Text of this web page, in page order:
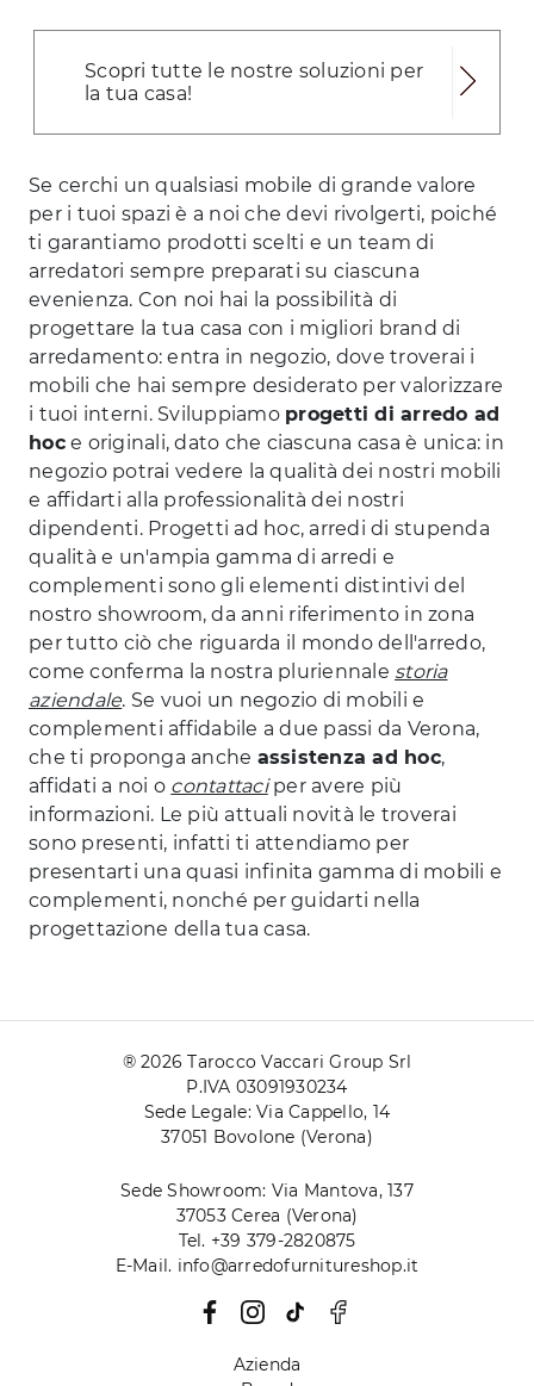
Scopri tutte le nostre soluzioni per
la tua casa!
Se cerchi un qualsiasi mobile di grande valore
per i tuoi spazi è a noi che devi rivolgerti, poiché
ti garantiamo prodotti scelti e un team di
arredatori sempre preparati su ciascuna
evenienza. Con noi hai la possibilità di
progettare la tua casa con i migliori brand di
arredamento: entra in negozio, dove troverai i
mobili che hai sempre desiderato per valorizzare
i tuoi interni. Sviluppiamo progetti di arredo ad
hoce originali, dato che ciascuna casa è unica: in
negozio potrai vedere la qualità dei nostri mobili
e affidarti alla professionalità dei nostri
dipendenti. Progetti ad hoc, arredi di stupenda
qualità e un'ampia gamma di arredi e
complementi sono gli elementi distintivi del
nostro showroom, da anni riferimento in zona
per tutto ciò che riguarda il mondo dell'arredo,
come conferma la nostra pluriennale storia
aziendale. Se vuoi un negozio di mobili e
complementi affidabile a due passi da Verona,
che ti proponga anche assistenza ad hoc,
affidati a noi o contattaciper avere più
informazioni. Le più attuali novità le troverai
sono presenti, infatti ti attendiamo per
presentarti una quasi infinita gamma di mobili e
complementi, nonché per guidarti nella
progettazione della tua casa.
® 2026 Tarocco Vaccari Group Srl
P.IVA 03091930234
Sede Legale: Via Cappello, 14
37051 Bovolone (Verona)
Sede Showroom: Via Mantova, 137
37053 Cerea (Verona)
Tel. +39 379-2820875
E-Mail. info@arredofurnitureshop.it
Azienda